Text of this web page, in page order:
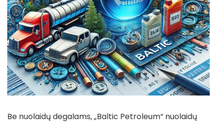
Be nuolaidų degalams, „Baltic Petroleum“ nuolaidų